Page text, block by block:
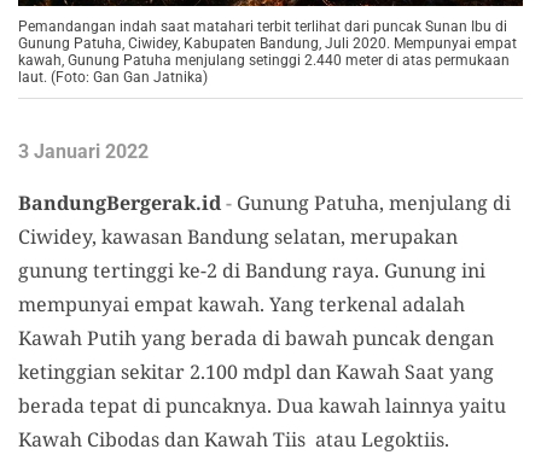
Pemandangan indah saat matahari terbit terlihat dari puncak Sunan Ibu di
Gunung Patuha, Ciwidey, Kabupaten Bandung, Juli 2020. Mempunyai empat
kawah, Gunung Patuha menjulang setinggi 2.440 meter di atas permukaan
laut. (Foto: Gan Gan Jatnika)
3 Januari 2022
BandungBergerak.id- Gunung Patuha, menjulang di
Ciwidey, kawasanBandung selatan, merupakan
gunung tertinggi ke-2 di Bandung raya. Gunungini
mempunyai empat kawah. Yang terkenal adalah
Kawah Putih yang berada di bawah puncak dengan
ketinggian sekitar 2.100 mdpl dan Kawah Saat yang
berada tepat di puncaknya. Duakawah lainnyayaitu
Kawah Cibodas dan Kawah Tiis atau Legoktiis.